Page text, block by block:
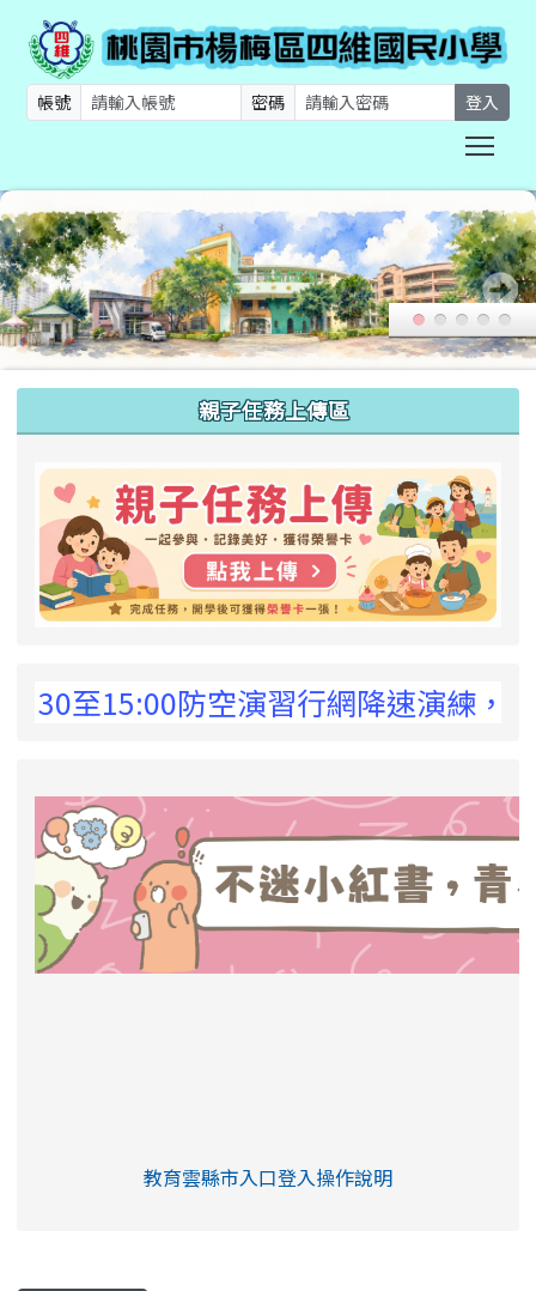
帳號 密碼 登入
親子任務上傳區
15:00防空演習行網降速演練，請預
link to https://eliteracy.edu.tw/Shorts/
教育雲縣市入口登入操作說明